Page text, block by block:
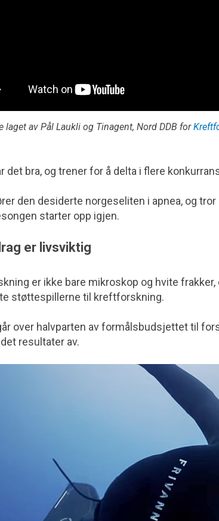
laget av Pål Laukli og Tinagent, Nord DDB for
det bra, og trener for å delta i flere
den desiderte norgeseliten i apnea, og
starter opp igjen.
er livsviktig
er ikke bare mikroskop og hvite
støttespillerne til kreftforskning.
over halvparten av formålsbudsjettet til
resultater av.